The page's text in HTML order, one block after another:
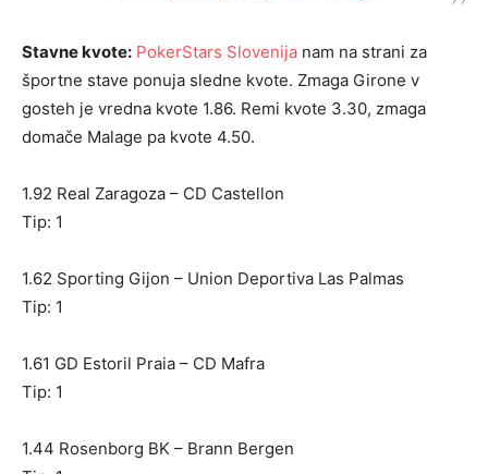
Stavne kvote: PokerStars Slovenija nam na strani za
športne stave ponuja sledne kvote. Zmaga Girone v
gosteh je vredna kvote 1.86. Remi kvote 3.30, zmaga
domače Malage pa kvote 4.50.
1.92 Real Zaragoza – CD Castellon
Tip: 1
1.62 Sporting Gijon – Union Deportiva Las Palmas
Tip: 1
1.61 GD Estoril Praia – CD Mafra
Tip: 1
1.44 Rosenborg BK – Brann Bergen